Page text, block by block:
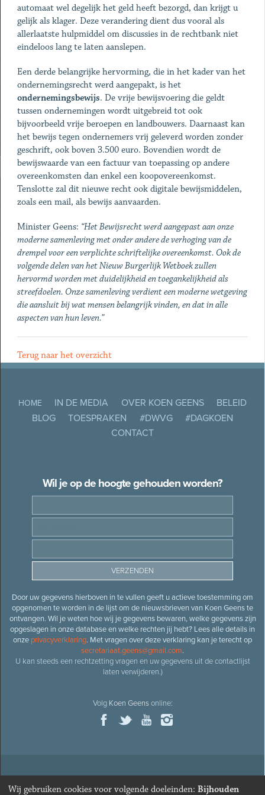
automaat wel degelijk het geld heeft bezorgd, dan krijgt u
gelijk als klager. Deze verandering dient dus vooral als
allerlaatste hulpmiddel om discussies in de rechtbank niet
eindeloos lang te laten aanslepen.
Een derde belangrijke hervorming, die in het kader van het
ondernemingsrecht werd aangepakt, is het
ondernemingsbewijs. De vrije bewijsvoering die geldt
tussen ondernemingen wordt uitgebreid tot ook
bijvoorbeeld vrije beroepen en landbouwers. Daarnaast kan
het bewijs tegen ondernemers vrij geleverd worden zonder
geschrift, ook boven 3.500 euro. Bovendien wordt de
bewijswaarde van een factuur van toepassing op andere
overeenkomsten dan enkel een koopovereenkomst.
Tenslotte zal dit nieuwe recht ook digitale bewijsmiddelen,
zoals een mail, als bewijs aanvaarden.
Minister Geens: “Het Bewijsrecht werd aangepast aan onze
moderne samenleving met onder andere de verhoging van de
drempel voor een verplichte schriftelijke overeenkomst. Ook de
volgende delen van het Nieuw Burgerlijk Wetboek zullen
hervormd worden met duidelijkheid en toegankelijkheid als
streefdoelen. Onze samenleving verdient een moderne wetgeving
die aansluit bij wat mensen belangrijk vinden, en dat in alle
aspecten van hun leven.”
Terug naar het overzicht
HOME IN DE MEDIA OVER KOEN GEENS
BELEID
BLOG
TOESPRAKEN #DWVG
#DAGKOEN
CONTACT
Wil je op de hoogte gehouden worden?
Door uw gegevens hierboven in te vullen geeft u actieve toestemming om
opgenomen te worden in de lijst om de nieuwsbrieven van Koen Geens te
ontvangen. Wil je weten hoe wij je gegevens bewaren, welke gegevens zijn
opgeslagen in onze database en welke rechten jij hebt? Lees alle details in
onze privacyverklaring. Met vragen over deze verklaring kan je terecht op
secretariaat.geens@gmail.com.
U kan steeds een rechtzetting vragen en uw gegevens uit de contactlijst
laten verwijderen.)
Volg Koen Geensonline:
© 2026Oud-minister en ere-volksvertegenwoordiger Koen
Wij gebruiken cookies voor volgende doeleinden: Bijhouden